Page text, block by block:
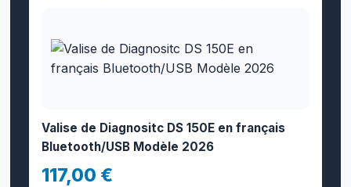
Valise de Diagnositc DS 150E en français
Bluetooth/USB Modèle 2026
117,00 €